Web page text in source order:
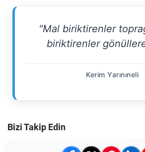
"Mal biriktirenler
biriktirenler
Kerim Yarınıneli
Bizi Takip Edin